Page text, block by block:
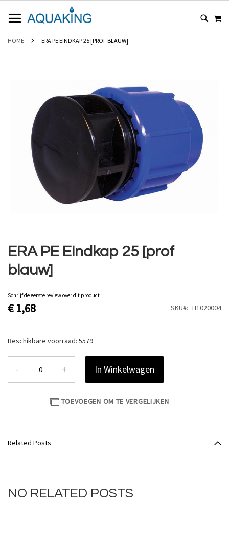
NAAR
DE
HOME ERA PE EINDKAP 25 [PROF BLAUW]
ERA PE Eindkap 25 [prof
blauw]
Schrijf de eerste review over dit product
€ 1,68 SKU H1020004
Beschikbare voorraad: 5579
- + In Winkelwagen
TOEVOEGEN OM TE VERGELIJKEN
afbeeldingen-
naar
het
begin
van
afbeeldingen-
gallerij
Related Posts
NO RELATED POSTS